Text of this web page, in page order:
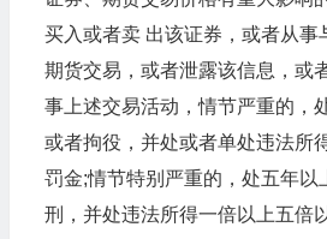
买入或者卖 出该证券，或者从事
期货交易，或者泄露该信息，或
事上述交易活动，情节严重的，
或者拘役，并处或者单处违法所
罚金;情节特别严重的，处五年以
刑，并处违法所得一倍以上五倍